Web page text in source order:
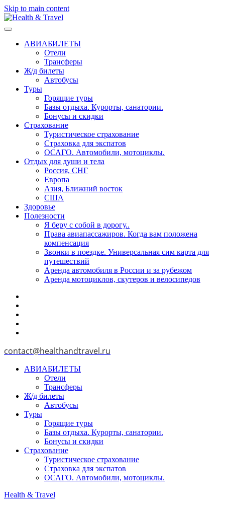
Skip to main content
АВИАБИЛЕТЫ
Отели
Трансферы
Ж/д билеты
Автобусы
Туры
Горящие туры
Базы отдыха. Курорты, санатории.
Бонусы и скидки
Страхование
Туристическое страхование
Страховка для экспатов
ОСАГО. Автомобили, мотоциклы.
Отдых для души и тела
Россия, СНГ
Европа
Азия, Ближний восток
США
Здоровье
Полезности
Я беру с собой в дорогу..
Права авиапассажиров. Когда вам положена
компенсация
Звонки в поездке. Универсальная сим карта для
путешествий
Аренда автомобиля в России и за рубежом
Аренда мотоциклов, скутеров и велосипедов
contact@healthandtravel.ru
АВИАБИЛЕТЫ
Отели
Трансферы
Ж/д билеты
Автобусы
Туры
Горящие туры
Базы отдыха. Курорты, санатории.
Бонусы и скидки
Страхование
Туристическое страхование
Страховка для экспатов
ОСАГО. Автомобили, мотоциклы.
Health & Travel